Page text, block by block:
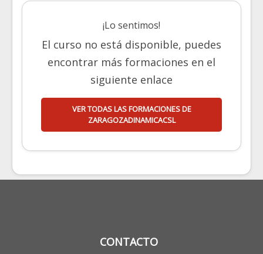
¡Lo sentimos!
El curso no está disponible, puedes
encontrar más formaciones en el
siguiente enlace
VER TODAS LAS FORMACIONES DE
ZARAGOZADINAMICACSL
CONTACTO